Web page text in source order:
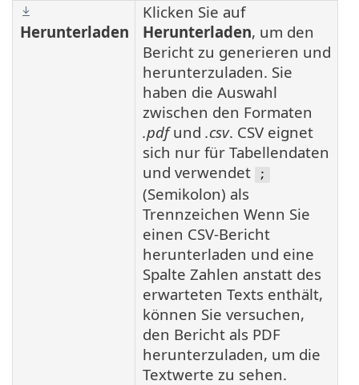
Herunterladen
Klicken Sie auf
Herunterladen, um den
Bericht zu generieren und
herunterzuladen. Sie
haben die Auswahl
zwischen den Formaten
.pdfund .csv. CSV eignet
sich nur für Tabellendaten
und verwendet
;
(Semikolon) als
Trennzeichen Wenn Sie
einen CSV-Bericht
herunterladen und eine
Spalte Zahlen anstatt des
erwarteten Texts enthält,
können Sie versuchen,
den Bericht als PDF
herunterzuladen, um die
Textwerte zu sehen.